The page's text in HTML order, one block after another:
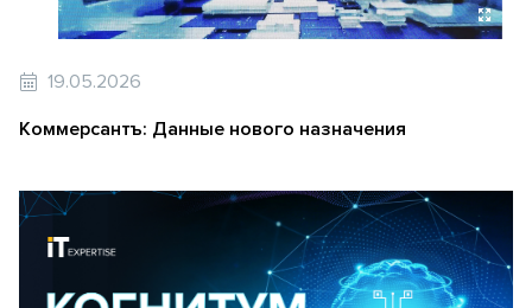
19.05.2026
Коммерсантъ: Данные нового назначения